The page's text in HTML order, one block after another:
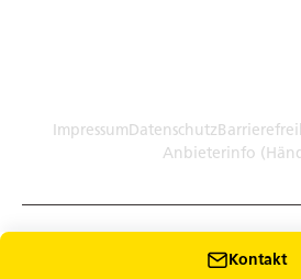
Kontakt
ImpressumDatenschutz
Anbieterinfo